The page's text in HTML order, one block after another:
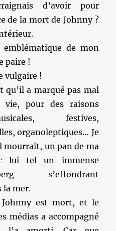
d’avoir pour
de la mort de Johnny ?
de mon
paire !
vulgaire !
qu’il a marqué pas mal
vie, pour des raisons
festives,
organoleptiques… Je
mourrait, un pan de ma
lui tel un immense
s’effondrant
la mer.
Johnny est mort, et le
médias a accompagné